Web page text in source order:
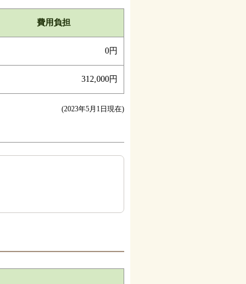
費用負担
0円
312,000円
(2023年5月1日現在)